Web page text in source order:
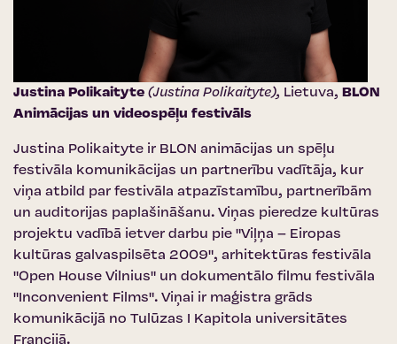
Justina Polikaityte (Justina Polikaityte), Lietuva, BLON
Animācijas un videospēļu festivāls
Justina Polikaityte ir BLON animācijas un spēļu
festivāla komunikācijas un partnerību vadītāja, kur
viņa atbild par festivāla atpazīstamību, partnerībām
un auditorijas paplašināšanu. Viņas pieredze kultūras
projektu vadībā ietver darbu pie "Viļņa – Eiropas
kultūras galvaspilsēta 2009", arhitektūras festivāla
"Open House Vilnius" un dokumentālo filmu festivāla
"Inconvenient Films". Viņai ir maģistra grāds
komunikācijā no Tulūzas I Kapitola universitātes
Francijā.